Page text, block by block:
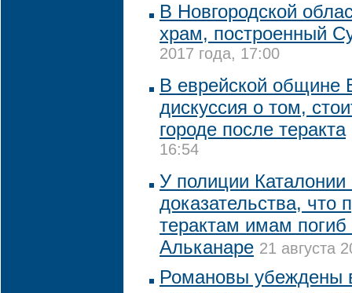
В Новгородской
храм, построенный
2017 года, 17:00
В еврейской общине
дискуссия о том,
городе после теракта
16:54
У полиции Каталонии
доказательства, что
терактам имам
Альканаре 21 августа
Романовы убеждены